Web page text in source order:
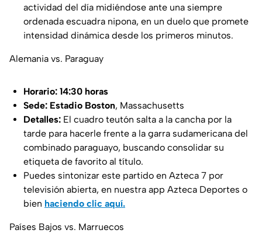
actividad del día midiéndose ante una siempre
ordenada escuadra nipona, en un duelo que promete
intensidad dinámica desde los primeros minutos.
Alemania vs. Paraguay
Horario: 14:30 horas
Sede: Estadio Boston, Massachusetts
Detalles: El cuadro teutón salta a la cancha por la
tarde para hacerle frente a la garra sudamericana del
combinado paraguayo, buscando consolidar su
etiqueta de favorito al título.
Puedes sintonizar este partido en Azteca 7 por
televisión abierta, en nuestra app Azteca Deportes o
bien haciendo clic aquí.
Países Bajos vs. Marruecos